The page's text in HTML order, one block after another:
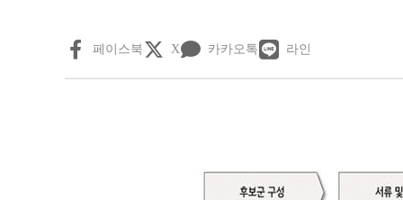
페이스북 X 카카오톡 라인